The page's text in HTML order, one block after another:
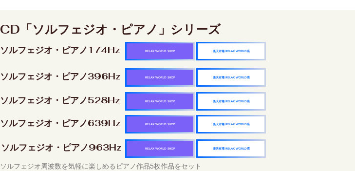
CD「ソルフェジオ・ピアノ」シリーズ
ソルフェジオ・ピアノ174Hz 楽天市場 RELAX WORLD店
RELAX WORLD SHOP
ソルフェジオ・ピアノ396Hz 楽天市場 RELAX WORLD店
RELAX WORLD SHOP
ソルフェジオ・ピアノ528Hz 楽天市場 RELAX WORLD店
RELAX WORLD SHOP
ソルフェジオ・ピアノ639Hz 楽天市場 RELAX WORLD店
RELAX WORLD SHOP
ソルフェジオ・ピアノ963Hz 楽天市場 RELAX WORLD店
RELAX WORLD SHOP
ソルフェジオ周波数を気軽に楽しめるピアノ作品5枚作品をセット